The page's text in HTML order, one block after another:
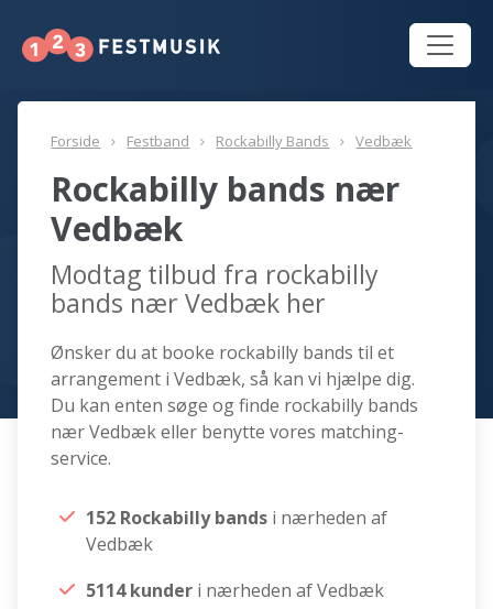
Forside Festband Rockabilly Bands Vedbæk
Rockabilly bands nær
Vedbæk
Modtag tilbud fra rockabilly
bands nær Vedbæk her
Ønsker du at booke rockabilly bands til et
arrangement i Vedbæk, så kan vi hjælpe dig.
Du kan enten søge og finde rockabilly bands
nær Vedbæk eller benytte vores matching-
service.
152 Rockabilly bands i nærheden af
Vedbæk
5114 kunder i nærheden af Vedbæk